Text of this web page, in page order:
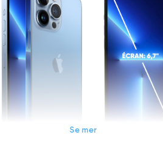
Se mer